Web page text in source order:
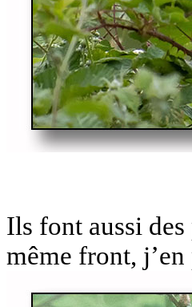
Ils font aussi des
même front,